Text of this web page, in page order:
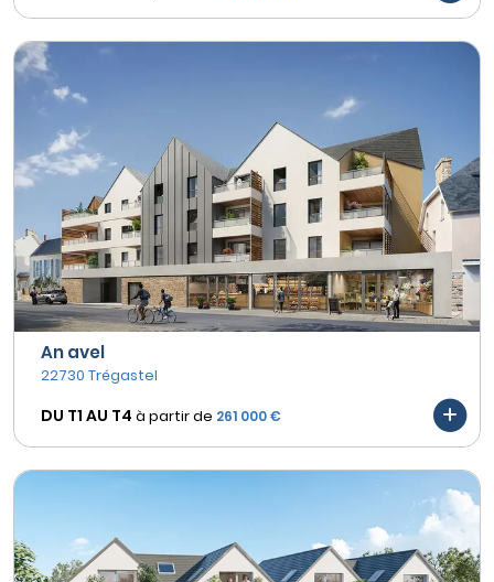
An avel
22730 Trégastel
DU T1 AU T4 à partir de 261 000 €